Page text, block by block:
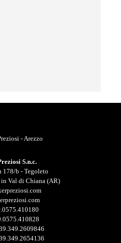
S.n.c.
178/b - Tegoleto
Val di Chiana (AR)